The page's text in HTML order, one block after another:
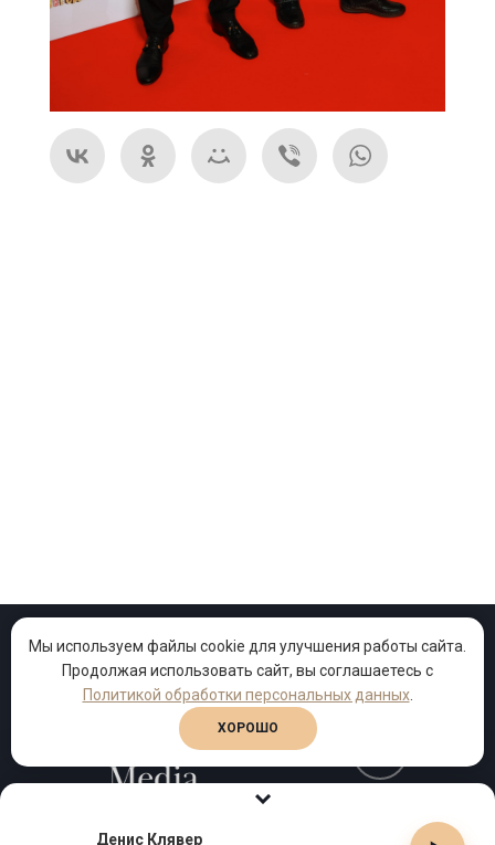
Денис Клявер
Проекты Песни Клипы
Телефон:
Мы используем файлы cookie для улучшения работы сайта.
Продолжая использовать сайт, вы соглашаетесь с
Политикой обработки персональных данных.
ХОРОШО